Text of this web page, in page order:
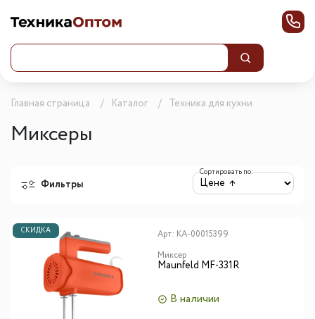
Главная страница Каталог Техника для кухни
Миксеры
Фильтры
Сортировать по:
СКИДКА Арт: КА-00015399
Миксер
Maunfeld MF-331R
В наличии